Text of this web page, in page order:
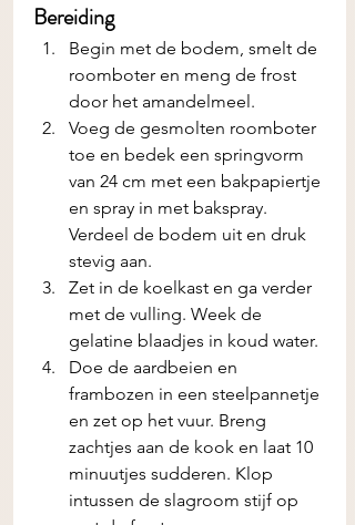
Bereiding
Begin met de bodem, smelt de
roomboter en meng de frost
door het amandelmeel.
Voeg de gesmolten roomboter
toe en bedek een springvorm
van 24 cm met een bakpapiertje
en spray in met bakspray.
Verdeel de bodem uit en druk
stevig aan.
Zet in de koelkast en ga verder
met de vulling. Week de
gelatine blaadjes in koud water.
Doe de aardbeien en
frambozen in een steelpannetje
en zet op het vuur. Breng
zachtjes aan de kook en laat 10
minuutjes sudderen. Klop
intussen de slagroom stijf op